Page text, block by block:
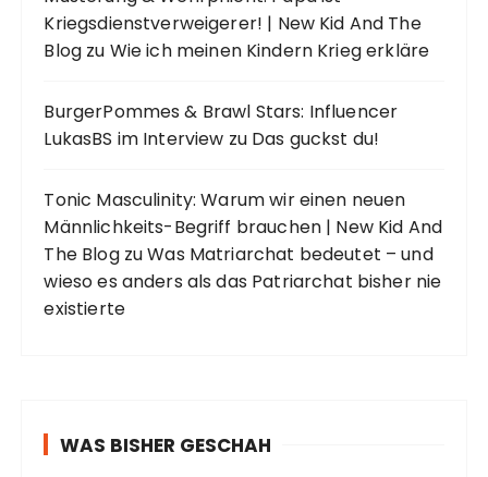
Kriegsdienstverweigerer! | New Kid And The
Blog zu Wie ich meinen Kindern Krieg erkläre
BurgerPommes & Brawl Stars: Influencer
LukasBS im Interview zu Das guckst du!
Tonic Masculinity: Warum wir einen neuen
Männlichkeits-Begriff brauchen | New Kid And
The BlogzuWas Matriarchat bedeutet – und
wieso es anders als das Patriarchat bisher nie
existierte
WAS BISHER GESCHAH